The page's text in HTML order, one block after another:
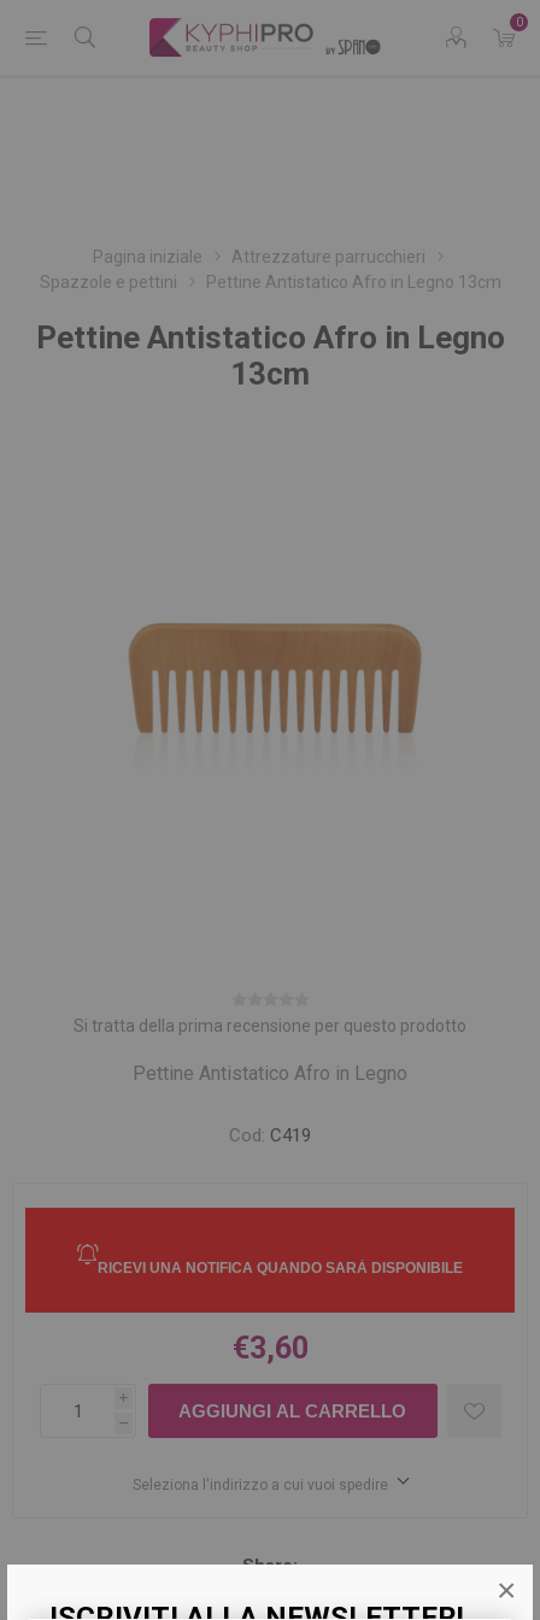
×
0
Pagina iniziale
Attrezzature parrucchieri
Spazzole e pettini
Pettine Antistatico Afro in Legno 13cm
Pettine Antistatico Afro in Legno
13cm
Si tratta della prima recensione per questo prodotto
Pettine Antistatico Afro in Legno
Cod: C419
€3,60
i
h
Seleziona l'indirizzo a cui vuoi spedire
Share: